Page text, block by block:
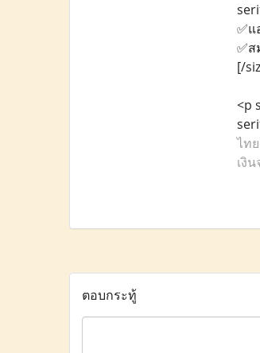
✅
✅
[/
<p
ไท
เงิ
ตอบกระทู้